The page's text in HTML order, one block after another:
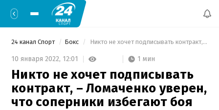
24 канал Спорт Бокс Никто не хочет подписывать контракт, – Ломаченко уверен, что соперники избегают боя
10 января 2022, 12:01 1 мин
Никто не хочет подписывать
контракт, – Ломаченко уверен,
что соперники избегают боя